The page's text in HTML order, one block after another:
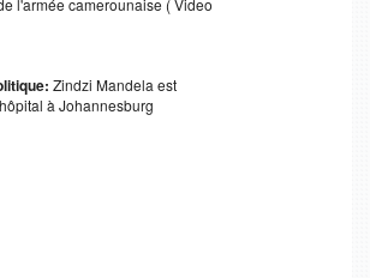
l'armée camerounaise ( Video
Zindzi Mandela est
à Johannesburg